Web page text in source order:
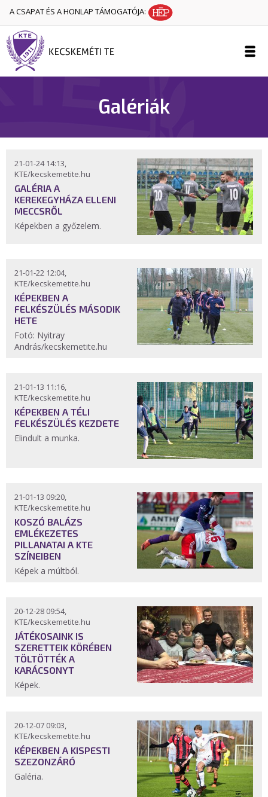
A CSAPAT ÉS A HONLAP TÁMOGATÓJA:
Galériák
21-01-24 14:13,
KTE/kecskemetite.hu
GALÉRIA A
KEREKEGYHÁZA ELLENI
MECCSRŐL
Képekben a győzelem.
21-01-22 12:04,
KTE/kecskemetite.hu
KÉPEKBEN A
FELKÉSZÜLÉS MÁSODIK
HETE
Fotó: Nyitray
András/kecskemetite.hu
21-01-13 11:16,
KTE/kecskemetite.hu
KÉPEKBEN A TÉLI
FELKÉSZÜLÉS KEZDETE
Elindult a munka.
21-01-13 09:20,
KTE/kecskemetite.hu
KOSZÓ BALÁZS
EMLÉKEZETES
PILLANATAI A KTE
SZÍNEIBEN
Képek a múltból.
20-12-28 09:54,
KTE/kecskemetite.hu
JÁTÉKOSAINK IS
SZERETTEIK KÖRÉBEN
TÖLTÖTTÉK A
KARÁCSONYT
Képek.
20-12-07 09:03,
KTE/kecskemetite.hu
KÉPEKBEN A KISPESTI
SZEZONZÁRÓ
Galéria.